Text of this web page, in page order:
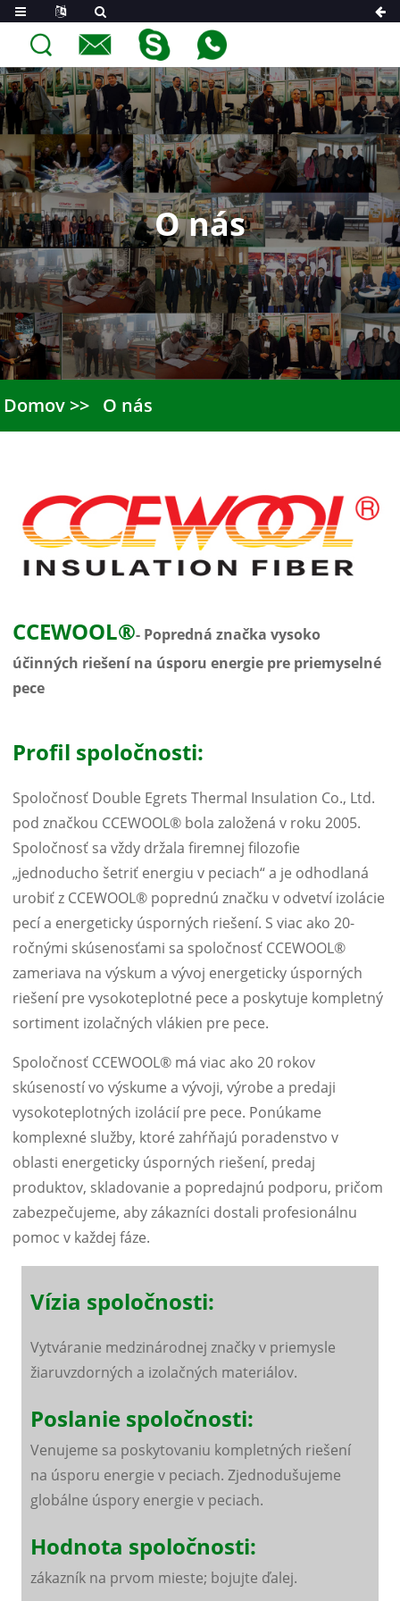
O nás
Domov O nás
CCEWOOL®- Popredná značka vysoko
účinných riešení na úsporu energie pre priemyselné
pece
Profil spoločnosti:
Spoločnosť Double Egrets Thermal Insulation Co., Ltd.
pod značkou CCEWOOL® bola založená v roku 2005.
Spoločnosť sa vždy držala firemnej filozofie
„jednoducho šetriť energiu v peciach“ a je odhodlaná
urobiť z CCEWOOL® poprednú značku v odvetví izolácie
pecí a energeticky úsporných riešení. S viac ako 20-
ročnými skúsenosťami sa spoločnosť CCEWOOL®
zameriava na výskum a vývoj energeticky úsporných
riešení pre vysokoteplotné pece a poskytuje kompletný
sortiment izolačných vlákien pre pece.
Spoločnosť CCEWOOL® má viac ako 20 rokov
skúseností vo výskume a vývoji, výrobe a predaji
vysokoteplotných izolácií pre pece. Ponúkame
komplexné služby, ktoré zahŕňajú poradenstvo v
oblasti energeticky úsporných riešení, predaj
produktov, skladovanie a popredajnú podporu, pričom
zabezpečujeme, aby zákazníci dostali profesionálnu
pomoc v každej fáze.
Vízia spoločnosti:
Vytváranie medzinárodnej značky v priemysle
žiaruvzdorných a izolačných materiálov.
Poslanie spoločnosti:
Venujeme sa poskytovaniu kompletných riešení
na úsporu energie v peciach. Zjednodušujeme
globálne úspory energie v peciach.
Hodnota spoločnosti:
zákazník na prvom mieste; bojujte ďalej.